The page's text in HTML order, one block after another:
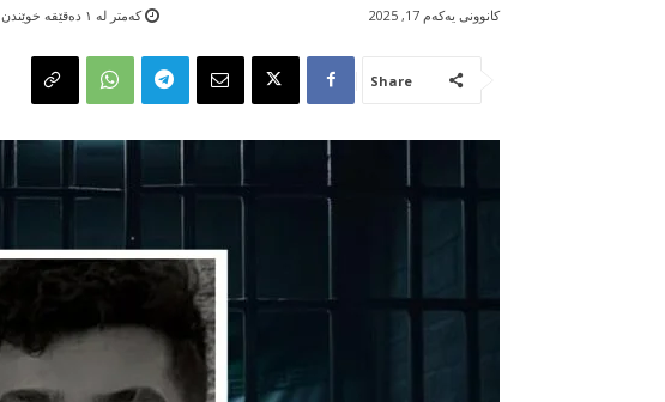
کەمتر لە ١ دەقێقە خوێندن کانوونی یەکەم 17, 2025
Share